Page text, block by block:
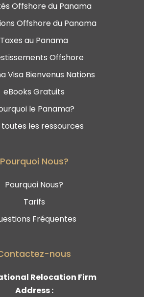
Offshore du Panama
Offshore du Panama
Taxes au Panama
Offshore
Visa Bienvenus Nations
eBooks Gratuits
le Panama?
les ressources
Pourquoi Nous?
Pourquoi Nous?
Tarifs
Fréquentes
nous
Relocation Firm
Address :